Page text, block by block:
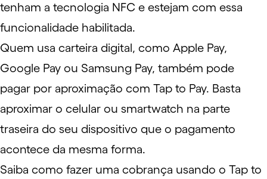
tenham a tecnologia NFC e estejam com essa
funcionalidade habilitada.
Quem usa carteira digital, como Apple Pay,
Google Pay ou Samsung Pay, também pode
pagar por aproximação com Tap to Pay. Basta
aproximar o celular ou smartwatch na parte
traseira do seu dispositivo que o pagamento
acontece da mesma forma.
Saiba como fazer uma cobrança usando o Tap to